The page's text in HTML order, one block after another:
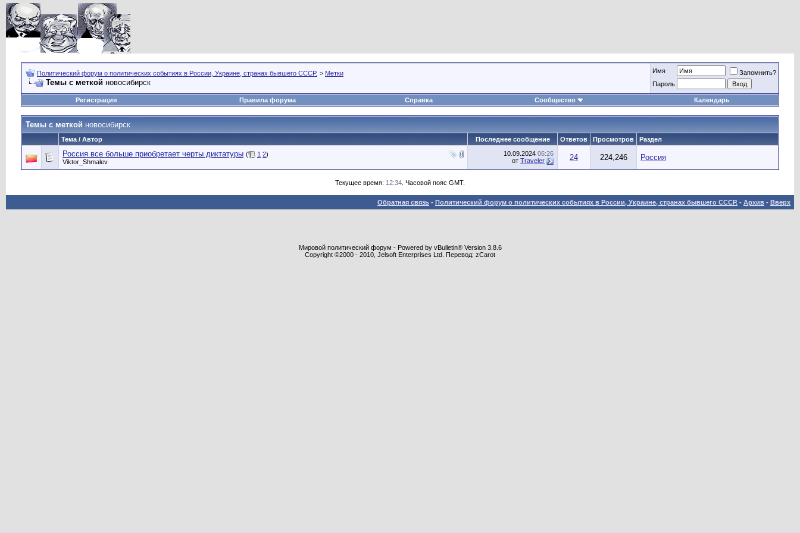
Политический форум о политических событиях в России, Украине, странах бывшего СССР. > Метки
Темы с меткой новосибирск
Имя
Запомнить?
Пароль
Регистрация Правила форума Справка Сообщество Календарь
Темы с меткой новосибирск
Тема / Автор Последнее сообщение Ответов Просмотров Раздел
Россия все больше приобретает черты диктатуры ( 1 2)
Viktor_Shmalev
10.09.2024 06:26
от Traveler 24 224,246 Россия
Текущее время: 12:34 . Часовой пояс GMT.
Обратная связь - Политический форум о политических событиях в России, Украине, странах бывшего СССР. - Архив - Вверх
Мировой политический форум - Powered by vBulletin® Version 3.8.6
Copyright ©2000 - 2010, Jelsoft Enterprises Ltd. Перевод: zCarot